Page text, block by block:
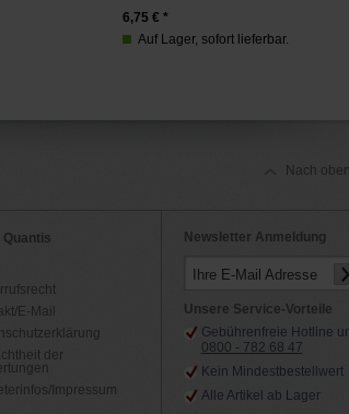
6,75 € *
Auf Lager, sofort lieferbar.
Nach oben
Quantis
E-Mail
der
Impressum
Newsletter Anmeldung
Ihre E-Mail Adresse
Unsere Service-Vorteile
Gebührenfreie Hotline
0800 - 782 68 47
Kein Mindestbestellwert
Alle Artikel ab Lager